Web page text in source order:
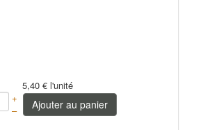
5,40 € l'unité
+
–
Ajouter au panier